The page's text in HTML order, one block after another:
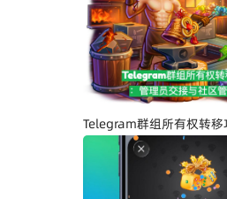
Telegram界面全面升级
计、iOS Liquid Glass优
升
Telegram群组所有权转
员交接与社区管理更灵活